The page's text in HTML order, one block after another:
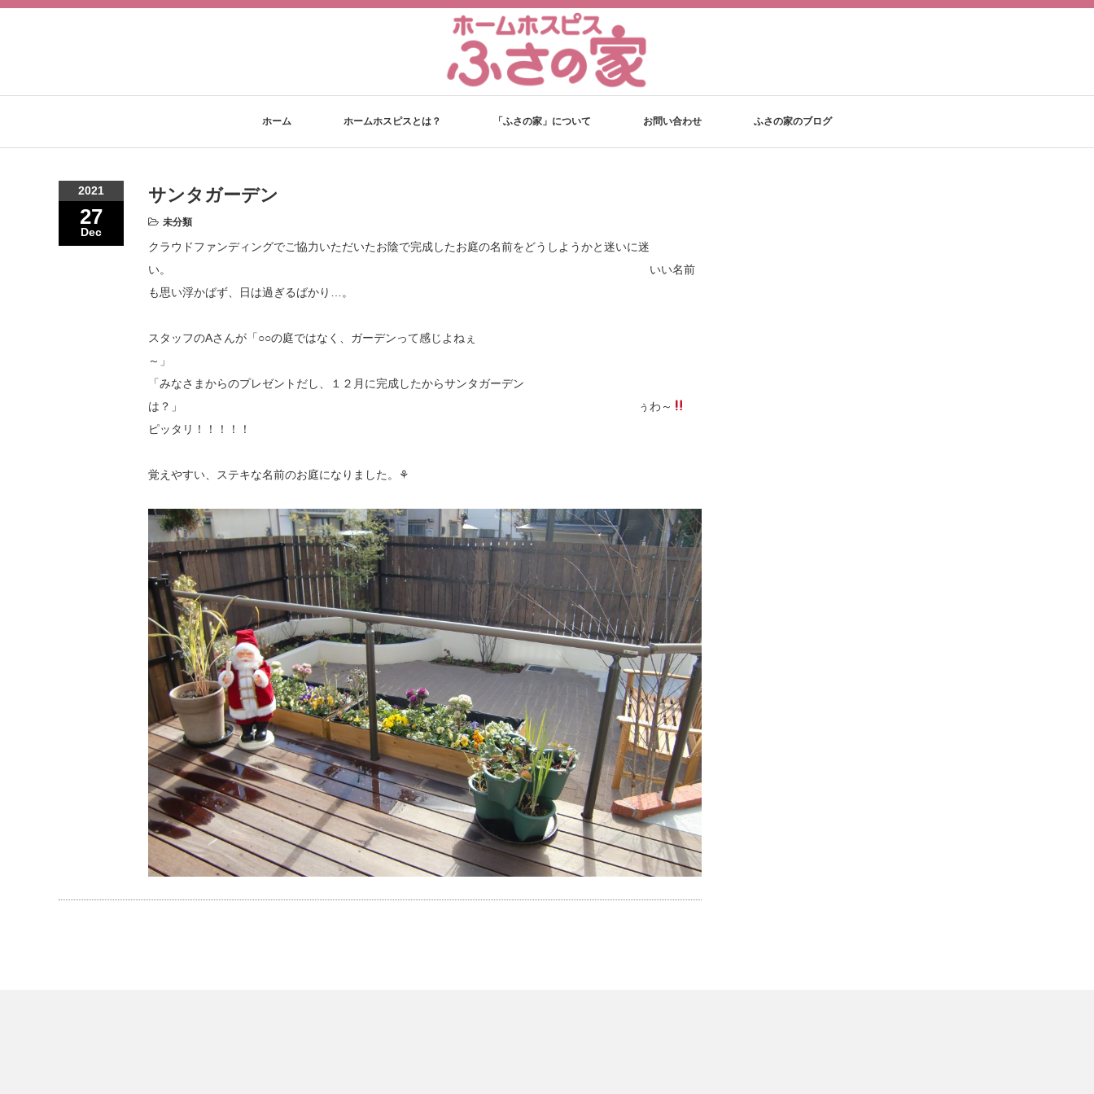
ホーム ホームホスピスとは？ 「ふさの家」について お問い合わせ ふさの家のブログ
2021
27
Dec
サンタガーデン
未分類
クラウドファンディングでご協力いただいたお陰で完成したお庭の名前をどうしようかと迷いに迷
い。 いい名前
も思い浮かばず、日は過ぎるばかり…。
スタッフのAさんが「○○の庭ではなく、ガーデンって感じよねぇ
～」
「みなさまからのプレゼントだし、１２月に完成したからサンタガーデン
は？」 ぅわ～
ピッタリ！！！！！
覚えやすい、ステキな名前のお庭になりました。⚘